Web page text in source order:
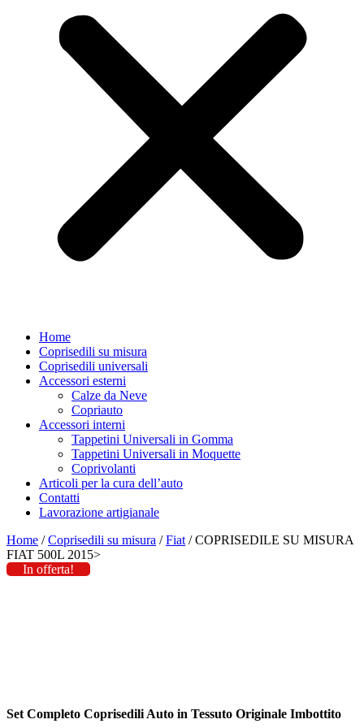
Home
Coprisedili su misura
Coprisedili universali
Accessori esterni
Calze da Neve
Copriauto
Accessori interni
Tappetini Universali in Gomma
Tappetini Universali in Moquette
Coprivolanti
Articoli per la cura dell’auto
Contatti
Lavorazione artigianale
Home /Coprisedili su misura /Fiat / COPRISEDILE SU MISURA
FIAT 500L 2015>
In offerta!
Set Completo Coprisedili Auto in Tessuto Originale Imbottito